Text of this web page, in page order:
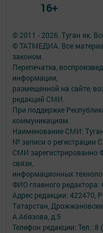
© 2011 - 2026. Туган як.
© ТАТМЕДИА. Все
законом.
Перепечатка,
информации,
размещенной на сайте,
редакций СМИ.
При поддержке
коммуникациям.
Наименование СМИ:
№ записи о регистрации
СМИ зарегистрированно
связи,
информационных
ФИО главного
Адрес редакции: 422470,
Татарстан,
А.Абязова, д.5
Телефон редакции: Тел.: 8
16+